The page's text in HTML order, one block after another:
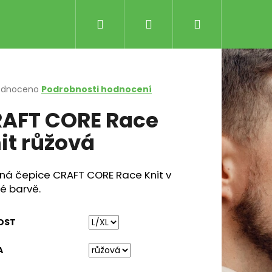
Přihlášení
košík
Podrobnosti hodnocení
CORE Race
růžová
čepice CRAFT CORE Race Knit v
barvě.
THERMAL ŠEDÁ